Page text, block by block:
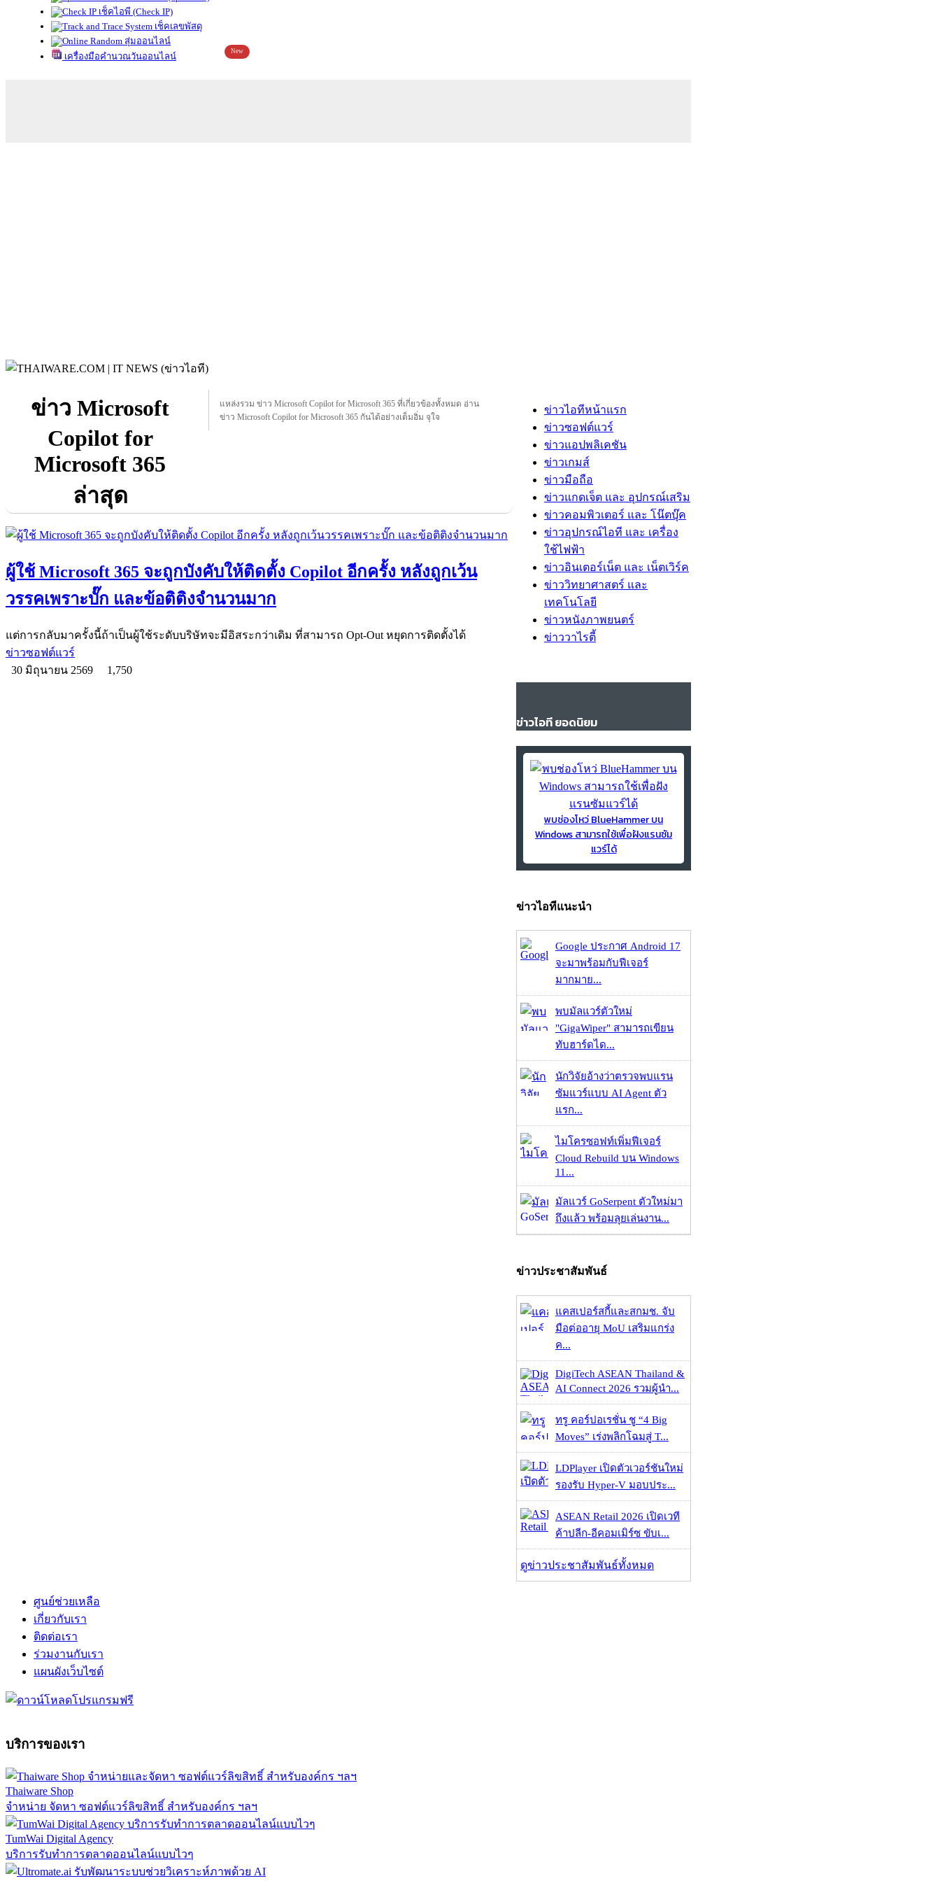
เช็คไอพี (Check IP)
เช็คเลขพัสดุ
สุ่มออนไลน์
เครื่องมือคำนวณวันออนไลน์
New
ข่าว Microsoft
Copilot for
Microsoft 365
ล่าสุด
แหล่งรวม ข่าว Microsoft Copilot for Microsoft 365 ที่เกี่ยวข้องทั้งหมด อ่าน
ข่าว Microsoft Copilot for Microsoft 365 กันได้อย่างเต็มอิ่ม จุใจ
ผู้ใช้ Microsoft 365 จะถูกบังคับให้ติดตั้ง Copilot อีกครั้ง หลังถูกเว้น
วรรคเพราะบั๊ก และข้อติติงจำนวนมาก
แต่การกลับมาครั้งนี้ถ้าเป็นผู้ใช้ระดับบริษัทจะมีอิสระกว่าเดิม ที่สามารถ Opt-Out หยุดการติดตั้งได้
ข่าวซอฟต์แวร์
30 มิถุนายน 2569
1,750
ข่าวไอทีหน้าแรก
ข่าวซอฟต์แวร์
ข่าวแอปพลิเคชัน
ข่าวเกมส์
ข่าวมือถือ
ข่าวแกดเจ็ต และ อุปกรณ์เสริม
ข่าวคอมพิวเตอร์ และ โน๊ตบุ๊ค
ข่าวอุปกรณ์ไอที และ เครื่อง
ใช้ไฟฟ้า
ข่าวอินเตอร์เน็ต และ เน็ตเวิร์ค
ข่าววิทยาศาสตร์ และ
เทคโนโลยี
ข่าวหนังภาพยนตร์
ข่าววาไรตี้
ข่าวไอที ยอดนิยม
พบช่องโหว่ BlueHammer บน
Windows สามารถใช้เพื่อฝังแรนซัม
แวร์ได้
ข่าวไอทีแนะนำ
Google ประกาศ Android 17
จะมาพร้อมกับฟีเจอร์
มากมาย...
พบมัลแวร์ตัวใหม่
"GigaWiper" สามารถเขียน
ทับฮาร์ดได...
นักวิจัยอ้างว่าตรวจพบแรน
ซัมแวร์แบบ AI Agent ตัว
แรก...
ไมโครซอฟท์เพิ่มฟีเจอร์
Cloud Rebuild บน Windows
11...
มัลแวร์ GoSerpent ตัวใหม่มา
ถึงแล้ว พร้อมลุยเล่นงาน...
ข่าวประชาสัมพันธ์
แคสเปอร์สกี้และสกมช. จับ
มือต่ออายุ MoU เสริมแกร่ง
ค...
DigiTech ASEAN Thailand &
AI Connect 2026 รวมผู้นำ...
ทรู คอร์ปอเรชั่น ชู “4 Big
Moves” เร่งพลิกโฉมสู่ T...
LDPlayer เปิดตัวเวอร์ชันใหม่
รองรับ Hyper-V มอบประ...
ASEAN Retail 2026 เปิดเวที
ค้าปลีก-อีคอมเมิร์ซ ขับเ...
ดูข่าวประชาสัมพันธ์ทั้งหมด
ศูนย์ช่วยเหลือ
เกี่ยวกับเรา
ติดต่อเรา
ร่วมงานกับเรา
แผนผังเว็บไซต์
บริการของเรา
Thaiware Shop
จำหน่าย จัดหา ซอฟต์แวร์ลิขสิทธิ์ สำหรับองค์กร ฯลฯ
TumWai Digital Agency
บริการรับทำการตลาดออนไลน์แบบไวๆ